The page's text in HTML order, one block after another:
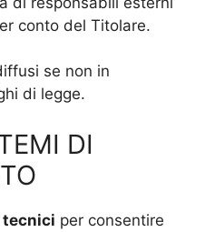
conto del Titolare.
se non in
di legge.
DI
tecnici per consentire